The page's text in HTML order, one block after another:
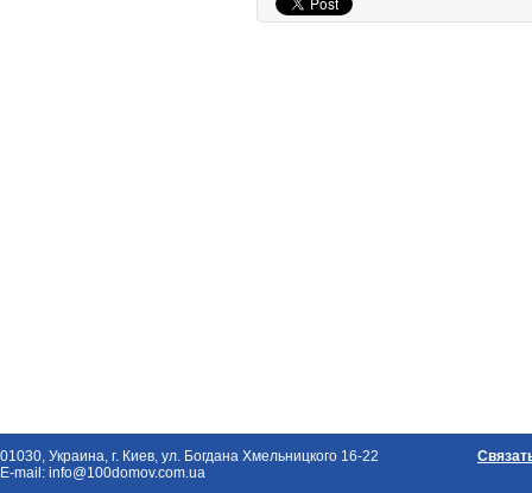
01030, Украина, г. Киев, ул. Богдана Хмельницкого 16-22
E-mail: info@100domov.com.ua